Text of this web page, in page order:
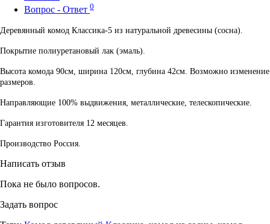
Вопрос - Ответ 0
Деревянный комод Классика-5 из натуральной древесины (сосна).
Покрытие полиуретановый лак (эмаль).
Высота комода 90см, ширина 120см, глубина 42см. Возможно изменение
размеров.
Направляющие 100% выдвижения, металлические, телескопические.
Гарантия изготовителя 12 месяцев.
Производство Россия.
Написать отзыв
Пока не было вопросов.
Задать вопрос